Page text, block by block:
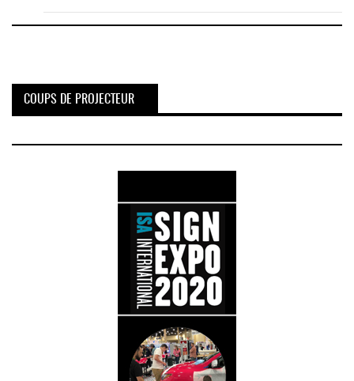
COUPS DE PROJECTEUR